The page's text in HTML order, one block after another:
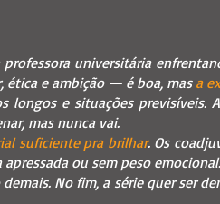
universitária
ética e ambição — é boa, mas a
longos e situações previsíveis.
mas nunca vai.
suficiente pra brilhar. Os
ou sem peso emocional.
No fim, a série quer ser